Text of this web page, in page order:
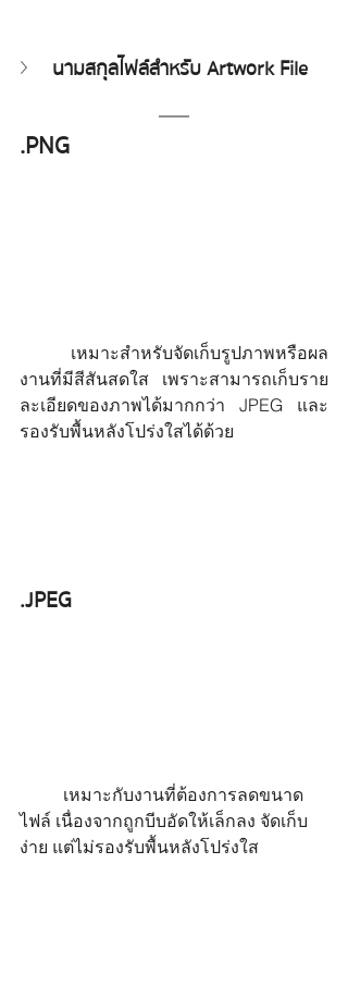
นามสกุลไฟล์สำหรับ Artwork File
.PNG
งานที่มีสีสันสดใส เพราะสามารถเก็บราย
ละเอียดของภาพได้มากกว่า JPEG และ
รองรับพื้นหลังโปร่งใสได้ด้วย
.JPEG
ไฟล์ เนื่องจากถูกบีบอัดให้เล็กลง จัดเก็บ
ง่าย แต่ไม่รองรับพื้นหลังโปร่งใส